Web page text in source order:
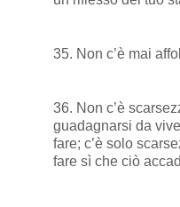
35. Non c’è mai
36. Non c’è
guadagnarsi da
fare; c’è solo
fare sì che ciò